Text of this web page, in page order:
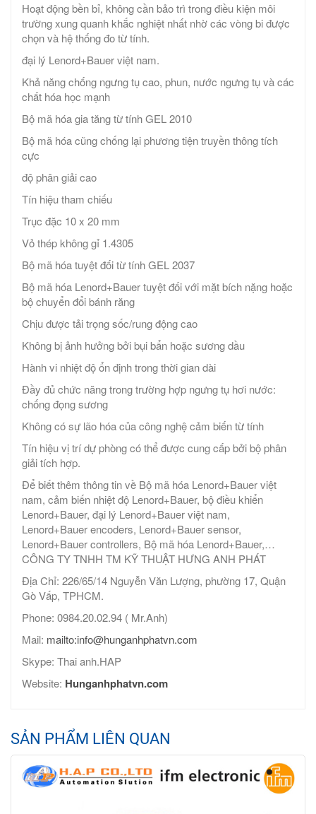
Hoạt động bền bỉ, không cần bảo trì trong điều kiện môi
trường xung quanh khắc nghiệt nhất nhờ các vòng bi được
chọn và hệ thống đo từ tính.
đại lý Lenord+Bauer việt nam.
Khả năng chống ngưng tụ cao, phun, nước ngưng tụ và các
chất hóa học mạnh
Bộ mã hóa gia tăng từ tính GEL 2010
Bộ mã hóa cũng chống lại phương tiện truyền thông tích
cực
độ phân giải cao
Tín hiệu tham chiếu
Trục đặc 10 x 20 mm
Vỏ thép không gỉ 1.4305
Bộ mã hóa tuyệt đối từ tính GEL 2037
Bộ mã hóa Lenord+Bauer tuyệt đối với mặt bích nặng hoặc
bộ chuyển đổi bánh răng
Chịu được tải trọng sốc/rung động cao
Không bị ảnh hưởng bởi bụi bẩn hoặc sương dầu
Hành vi nhiệt độ ổn định trong thời gian dài
Đầy đủ chức năng trong trường hợp ngưng tụ hơi nước:
chống đọng sương
Không có sự lão hóa của công nghệ cảm biến từ tính
Tín hiệu vị trí dự phòng có thể được cung cấp bởi bộ phân
giải tích hợp.
Để biết thêm thông tin về Bộ mã hóa Lenord+Bauer việt
nam, cảm biến nhiệt độ Lenord+Bauer, bộ điều khiển
Lenord+Bauer, đại lý Lenord+Bauer việt nam,
Lenord+Bauer encoders, Lenord+Bauer sensor,
Lenord+Bauer controllers, Bộ mã hóa Lenord+Bauer,…
CÔNG TY TNHH TM KỸ THUẬT HƯNG ANH PHÁT
Địa Chỉ: 226/65/14 Nguyễn Văn Lượng, phường 17, Quận
Gò Vấp, TPHCM.
Phone: 0984.20.02.94 ( Mr.Anh)
Mail: mailto:info@hunganhphatvn.com
Skype: Thai anh.HAP
Website: Hunganhphatvn.com
SẢN PHẨM LIÊN QUAN